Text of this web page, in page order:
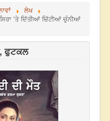
ਲੇਖ
’ਤੇ ਦਿੱਤੀਆਂ ਚਿੱਟੀਆਂ ਚੁੰਨੀਆਂ
ਫੁਟਕਲ